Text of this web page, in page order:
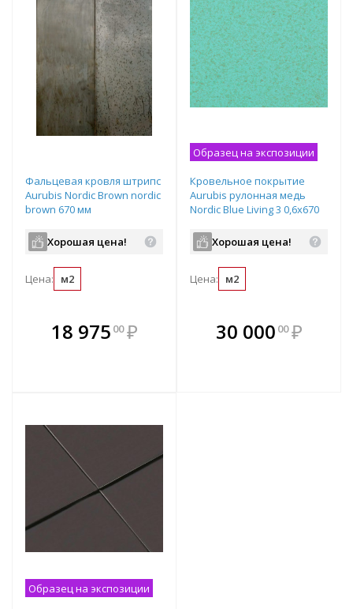
Фальцевая кровля штрипс
Aurubis Nordic Brown nordic
brown 670 мм
Хорошая цена!
Цена: м2
18 975 00 ₽
В комплекте
всегда выгоднее!
Образец на экспозиции
Кровельное покрытие
Aurubis рулонная медь
Nordic Blue Living 3 0,6х670
Хорошая цена!
Цена: м2
В комплекте
всегда выгоднее!
30 000 00 ₽
Образец на экспозиции